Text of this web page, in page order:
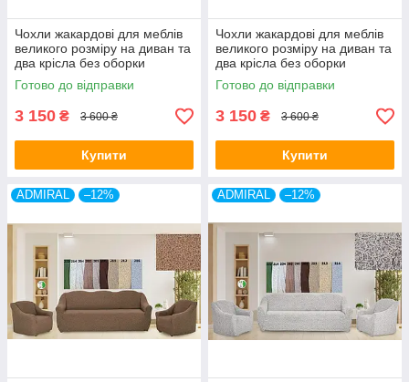
Чохли жакардові для меблів
великого розміру на диван та
два крісла без оборки
натяжні Venera шоколад
Готово до відправки
3 150 ₴ 3 600 ₴
Купити
Чохли жакардові для меблів
великого розміру на диван та
два крісла без оборки
натяжні Venera какао
Готово до відправки
3 150 ₴ 3 600 ₴
Купити
ADMIRAL –12% ADMIRAL –12%